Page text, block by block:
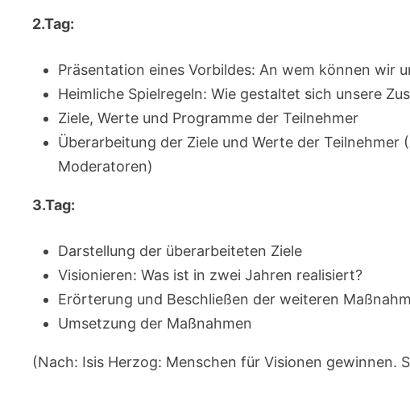
2.Tag:
Präsentation eines Vorbildes: An wem können wir
Heimliche Spielregeln: Wie gestaltet sich unsere
Ziele, Werte und Programme der Teilnehmer
Überarbeitung der Ziele und Werte der
Moderatoren)
3.Tag:
Darstellung der überarbeiteten Ziele
Visionieren: Was ist in zwei Jahren realisiert?
Erörterung und Beschließen der weiteren
Umsetzung der Maßnahmen
(Nach: Isis Herzog: Menschen für Visionen gewinnen.